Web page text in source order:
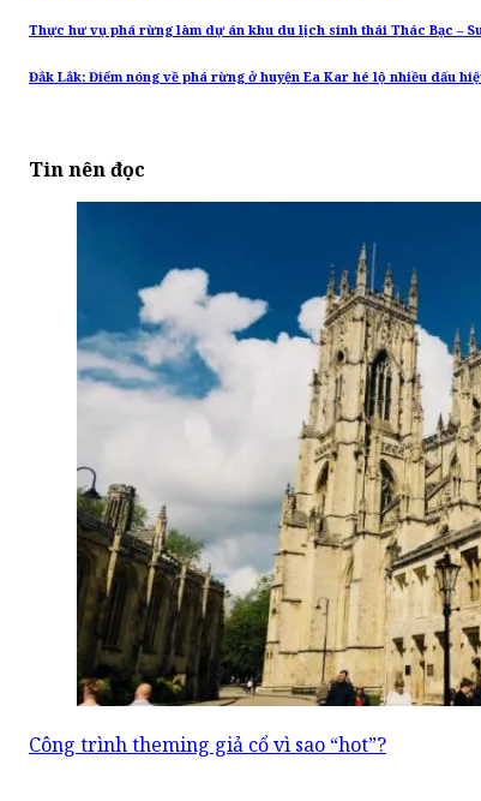
Thực hư vụ phá rừng làm dự án khu du lịch sinh thái Thác Bạc –
Đắk Lắk: Điểm nóng về phá rừng ở huyện Ea Kar hé lộ nhiều dấu
Tin nên đọc
Công trình theming giả cổ vì sao “hot”?